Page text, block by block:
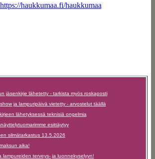
https://haukkumaa.fi/haukkumaa
jäsenkirje lähetetty - tarkista myös roskaposti
ja lampuripäivä vietetty - arvostelut täällä
lähetyksessä teknisiä ongelmia
esittäytyy
silmätarkastus 13.5.2026
aika!
lampureiden terveys- ja luonnekyselyyn!